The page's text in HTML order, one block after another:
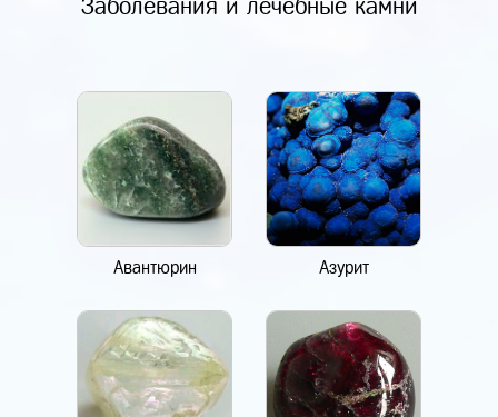
Заболевания и лечебные камни
Авантюрин Азурит